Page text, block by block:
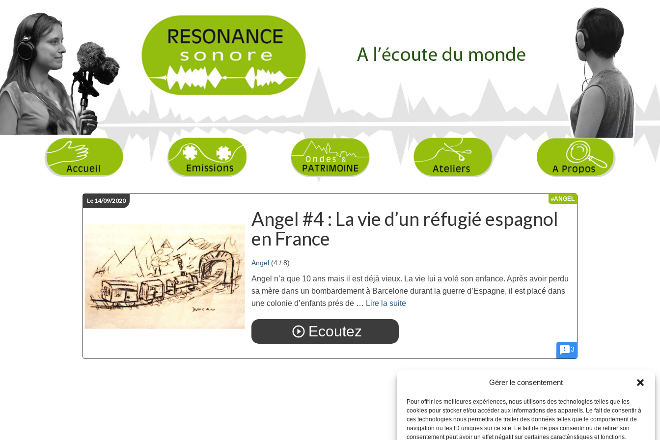
Gérer le consentement
Pour offrir les meilleures expériences, nous utilisons des technologies telles que les
cookies pour stocker et/ou accéder aux informations des appareils. Le fait de consentir à
ces technologies nous permettra de traiter des données telles que le comportement de
navigation ou les ID uniques sur ce site. Le fait de ne pas consentir ou de retirer son
consentement peut avoir un effet négatif sur certaines caractéristiques et fonctions.
Le 14/09/2020 #ANGEL
feedback3
Angel #4 : La vie d’un réfugié espagnol
en France
Angel (4 / 8)
Angel n’a que 10 ans mais il est déjà vieux. La vie lui a volé son enfance. Après avoir perdu
sa mère dans un bombardement à Barcelone durant la guerre d’Espagne, il est placé dans
une colonie d’enfants prés de … Lire la suite­­
play_circle_outline Ecoutez